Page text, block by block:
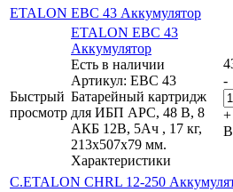
ETALON EBC 43 Аккумулятор
Быстрый
просмотр
ETALON EBC 43
Аккумулятор
Есть в наличии
Артикул: EBC 43
Батарейный картридж
для ИБП APC, 48 В, 8
АКБ 12В, 5Ач , 17 кг,
213х507х79 мм.
Характеристики
-
+
В
C.ETALON CHRL 12-250